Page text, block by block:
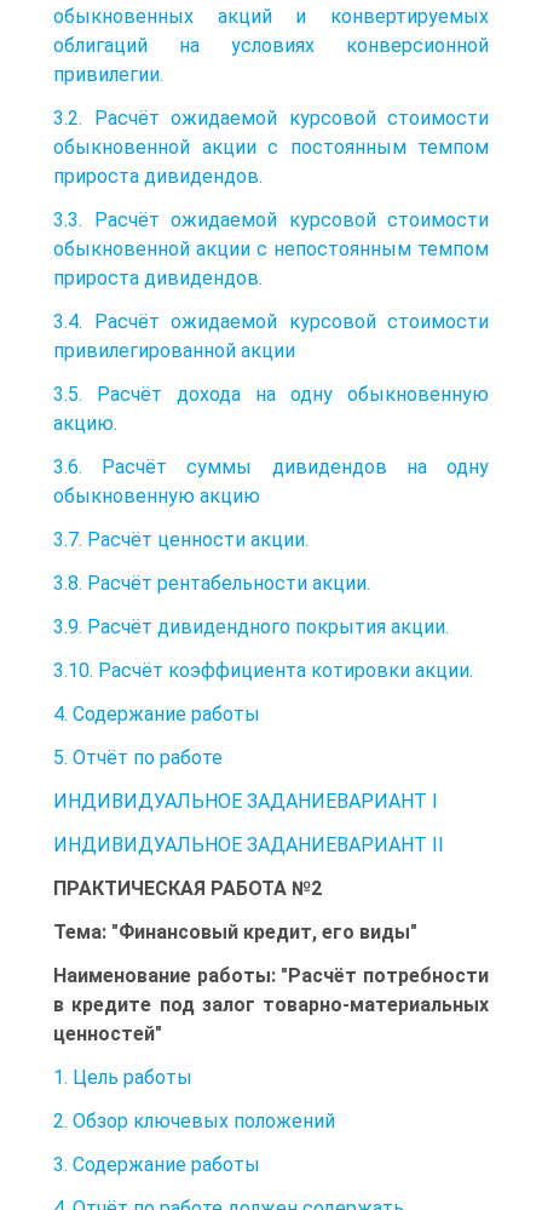
обыкновенных акций и конвертируемых
облигаций на условиях конверсионной
привилегии.
3.2. Расчёт ожидаемой курсовой стоимости
обыкновенной акции с постоянным темпом
прироста дивидендов.
3.3. Расчёт ожидаемой курсовой стоимости
обыкновенной акции с непостоянным темпом
прироста дивидендов.
3.4. Расчёт ожидаемой курсовой стоимости
привилегированной акции
3.5. Расчёт дохода на одну обыкновенную
акцию.
3.6. Расчёт суммы дивидендов на одну
обыкновенную акцию
3.7. Расчёт ценности акции.
3.8. Расчёт рентабельности акции.
3.9. Расчёт дивидендного покрытия акции.
3.10. Расчёт коэффициента котировки акции.
4. Содержание работы
5. Отчёт по работе
ИНДИВИДУАЛЬНОЕ ЗАДАНИЕВАРИАНТ I
ИНДИВИДУАЛЬНОЕ ЗАДАНИЕВАРИАНТ II
ПРАКТИЧЕСКАЯ РАБОТА №2
Тема: "Финансовый кредит, его виды"
Наименование работы: "Расчёт потребности
в кредите под залог товарно-материальных
ценностей"
1. Цель работы
2. Обзор ключевых положений
3. Содержание работы